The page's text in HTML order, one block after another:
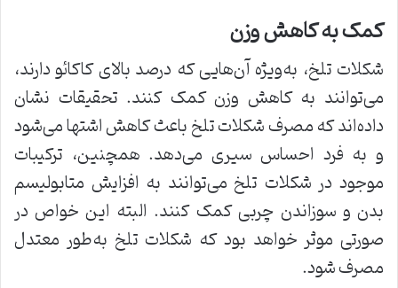
کمک به کاهش وزن
شکلات تلخ، به‌ویژه آن‌هایی که درصد بالای کاکائو دارند،
می‌توانند به کاهش وزن کمک کنند. تحقیقات نشان
داده‌اند که مصرف شکلات تلخ باعث کاهش اشتها می‌شود
و به فرد احساس سیری می‌دهد. همچنین، ترکیبات
موجود در شکلات تلخ می‌توانند به افزایش متابولیسم
بدن و سوزاندن چربی کمک کنند. البته این خواص در
صورتی موثر خواهد بود که شکلات تلخ به‌طور معتدل
مصرف شود.